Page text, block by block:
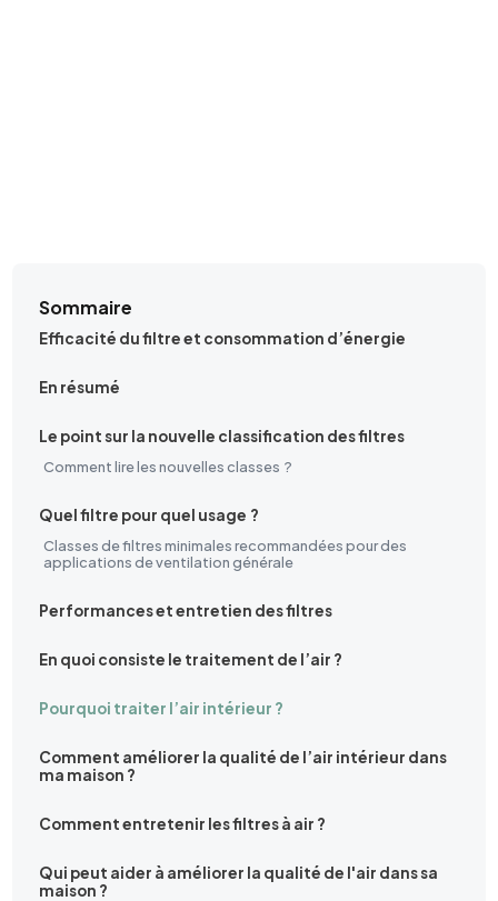
Sommaire
Efficacité du filtre et consommation d’énergie
En résumé
Le point sur la nouvelle classification des filtres
Comment lire les nouvelles classes ?‍
Quel filtre pour quel usage ?
Classes de filtres minimales recommandées pour des
applications de ventilation générale
Performances et entretien des filtres
En quoi consiste le traitement de l’air ?
Pourquoi traiter l’air intérieur ?
Comment améliorer la qualité de l’air intérieur dans
ma maison ?
Comment entretenir les filtres à air ?
Qui peut aider à améliorer la qualité de l'air dans sa
maison ?